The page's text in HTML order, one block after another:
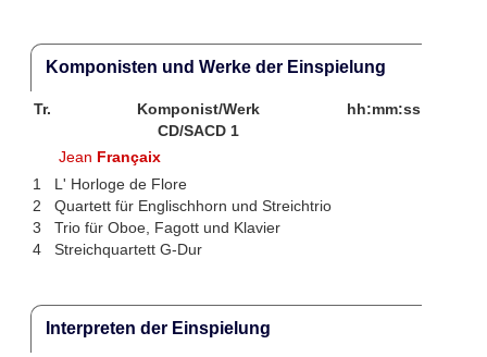
Komponisten und Werke der Einspielung
Tr. Komponist/Werk
hh:mm:ss
CD/SACD 1
Jean Françaix
1
L' Horloge de Flore
2
Quartett für Englischhorn und Streichtrio
3
Trio für Oboe, Fagott und Klavier
4
Streichquartett G-Dur
Interpreten der Einspielung